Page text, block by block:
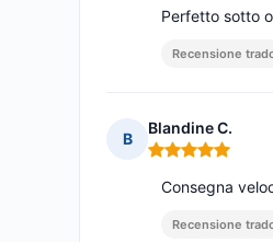
Perfetto sotto
Recensione
B
Blandine C.
Nota: 5 su 5
Consegna
Recensione